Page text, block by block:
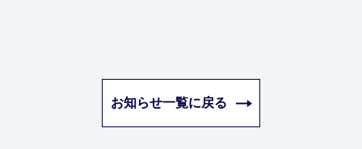
お知らせ一覧に戻る